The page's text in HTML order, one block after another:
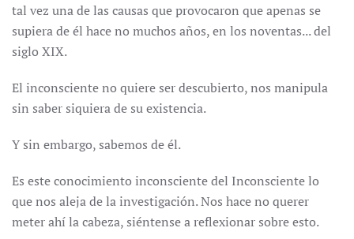
tal vez una de las causas que provocaron que apenas se
supiera de él hace no muchos años, en los noventas... del
siglo XIX.
El inconsciente no quiere ser descubierto, nos manipula
sin saber siquiera de su existencia.
Y sin embargo, sabemos de él.
Es este conocimiento inconsciente del Inconsciente lo
que nos aleja de la investigación. Nos hace no querer
meter ahí la cabeza, siéntense a reflexionar sobre esto.